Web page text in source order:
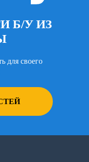
Б/У ИЗ
для своего